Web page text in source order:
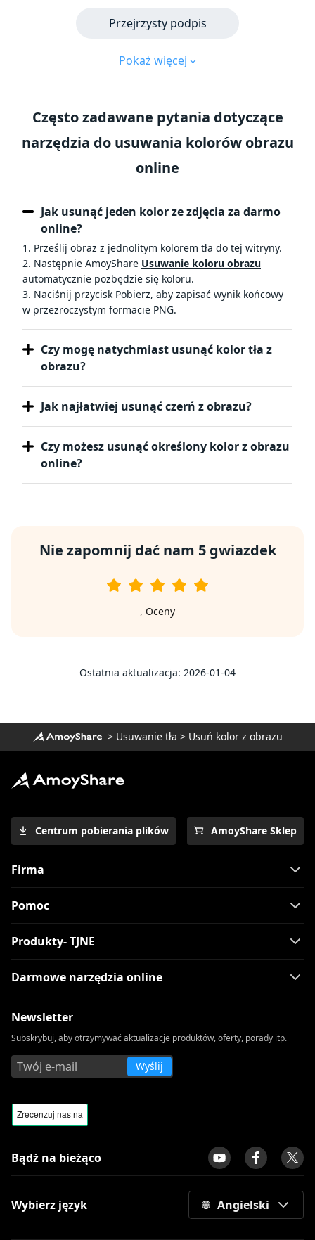
Przejrzysty podpis
Pokaż więcej
Często zadawane pytania dotyczące
narzędzia do usuwania kolorów obrazu
online
Jak usunąć jeden kolor ze zdjęcia za darmo
online?
1. Prześlij obraz z jednolitym kolorem tła do tej witryny.
2. Następnie AmoyShare Usuwanie koloru obrazu
automatycznie pozbędzie się koloru.
3. Naciśnij przycisk Pobierz, aby zapisać wynik końcowy
w przezroczystym formacie PNG.
Czy mogę natychmiast usunąć kolor tła z
obrazu?
Jak najłatwiej usunąć czerń z obrazu?
Czy możesz usunąć określony kolor z obrazu
online?
Nie zapomnij dać nam 5 gwiazdek
, Oceny
Ostatnia aktualizacja: 2026-01-04
> Usuwanie tła > Usuń kolor z obrazu
Centrum pobierania plików AmoyShare Sklep
Firma
Pomoc
Produkty- TJNE
Darmowe narzędzia online
Newsletter
Subskrybuj, aby otrzymywać aktualizacje produktów, oferty, porady itp.
Wyślij
Bądż na bieżąco
Wybierz język Angielski